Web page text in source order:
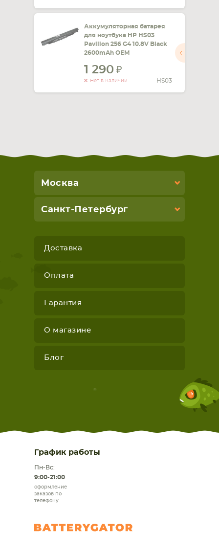
Аккумуляторная батарея
для ноутбука HP HS03
Pavilion 256 G4 10.8V Black
2600mAh OEM
1 290
Нет в наличии HS03
Москва
Санкт-Петербург
Доставка
Оплата
Гарантия
О магазине
Блог
График работы
Пн-Вс:
9:00-21:00
оформление
заказов по
телефону